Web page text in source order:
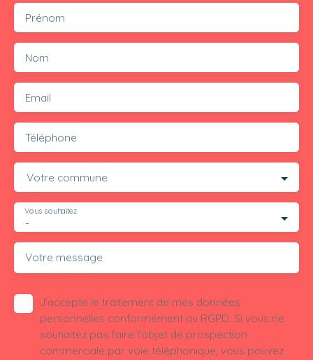
Prénom
Nom
Email
Téléphone
Votre commune
-
Vous souhaitez
Votre message
J'accepte le traitement de mes données
personnelles conformément au RGPD. Si vous ne
souhaitez pas faire l'objet de prospection
commerciale par voie téléphonique, vous pouvez